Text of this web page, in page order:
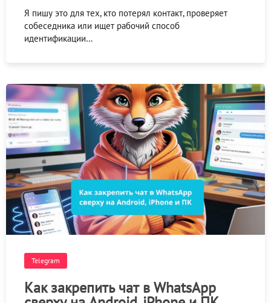
Я пишу это для тех, кто потерял контакт, проверяет
собеседника или ищет рабочий способ
идентификации…
Telegram
Как закрепить чат в WhatsApp